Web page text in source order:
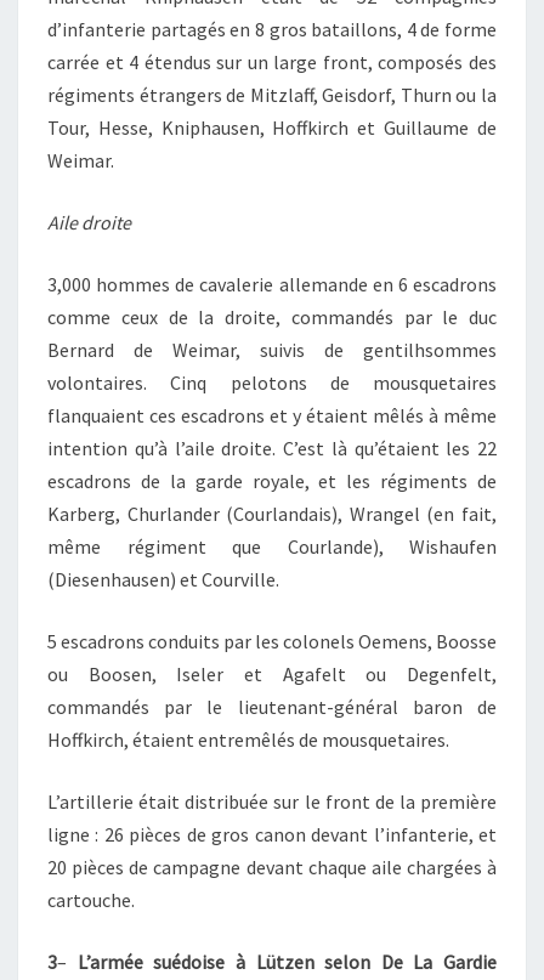
d’infanterie partagés en 8 gros bataillons, 4 de forme
carrée et 4 étendus sur un large front, composés des
régiments étrangers de Mitzlaff, Geisdorf, Thurn ou la
Tour, Hesse, Kniphausen, Hoffkirch et Guillaume de
Weimar.
Aile droite
3,000 hommes de cavalerie allemande en 6 escadrons
comme ceux de la droite, commandés par le duc
Bernard de Weimar, suivis de gentilhsommes
volontaires. Cinq pelotons de mousquetaires
flanquaient ces escadrons et y étaient mêlés à même
intention qu’à l’aile droite. C’est là qu’étaient les 22
escadrons de la garde royale, et les régiments de
Karberg, Churlander (Courlandais), Wrangel (en fait,
même régiment que Courlande), Wishaufen
(Diesenhausen) et Courville.
5 escadrons conduits par les colonels Oemens, Boosse
ou Boosen, Iseler et Agafelt ou Degenfelt,
commandés par le lieutenant-général baron de
Hoffkirch, étaient entremêlés de mousquetaires.
L’artillerie était distribuée sur le front de la première
ligne : 26 pièces de gros canon devant l’infanterie, et
20 pièces de campagne devant chaque aile chargées à
cartouche.
3– L’armée suédoise à Lützen selon De La Gardie